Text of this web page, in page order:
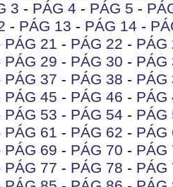
3 - PÁG 4 - PÁG 5 -
- PÁG 13 - PÁG 14 -
PÁG 21 - PÁG 22 - PÁG
PÁG 29 - PÁG 30 - PÁG
PÁG 37 - PÁG 38 - PÁG
PÁG 45 - PÁG 46 - PÁG
PÁG 53 - PÁG 54 - PÁG
PÁG 61 - PÁG 62 - PÁG
PÁG 69 - PÁG 70 - PÁG
PÁG 77 - PÁG 78 - PÁG